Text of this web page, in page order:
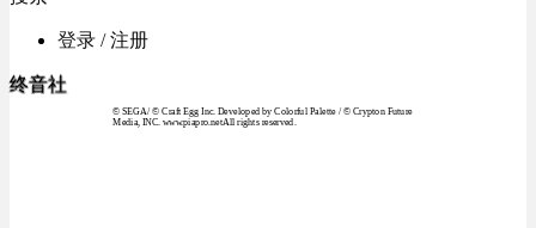
登录 / 注册
终音社
© SEGA / © Craft Egg Inc. Developed by Colorful Palette / © Crypton Future
Media, INC. www.piapro.netAll rights reserved.